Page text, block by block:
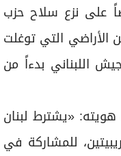
على نزع سلاح حزب
الأراضي التي توغلت
اللبناني بدءاً من
«يشترط لبنان
للمشاركة في